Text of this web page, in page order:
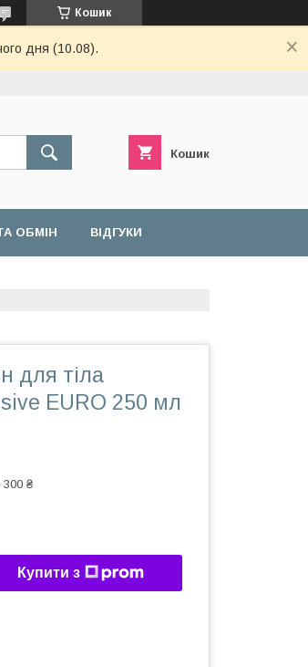
Кошик
дня (10.08).
Кошик
ОБМІН ВІДГУКИ
для тіла
EURO 250 мл
300 ₴
Купити з